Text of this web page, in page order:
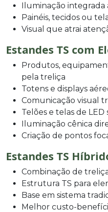
Iluminação integrada
Painéis, tecidos ou
Visual que atrai
Estandes TS com
Produtos,
pela treliça
Totens e displays
Comunicação visual
Telões e telas de LED
Iluminação cênica
Criação de pontos
Estandes TS
Combinação de
Estrutura TS para
Base em sistema
Melhor custo-